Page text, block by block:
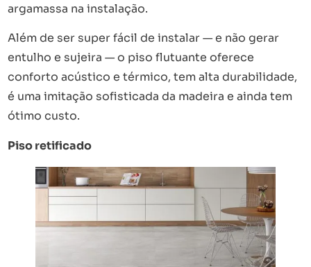
argamassa na instalação.
Além de ser super fácil de instalar — e não gerar
entulho e sujeira — o piso flutuante oferece
conforto acústico e térmico, tem alta durabilidade,
é uma imitação sofisticada da madeira e ainda tem
ótimo custo.
Piso retificado